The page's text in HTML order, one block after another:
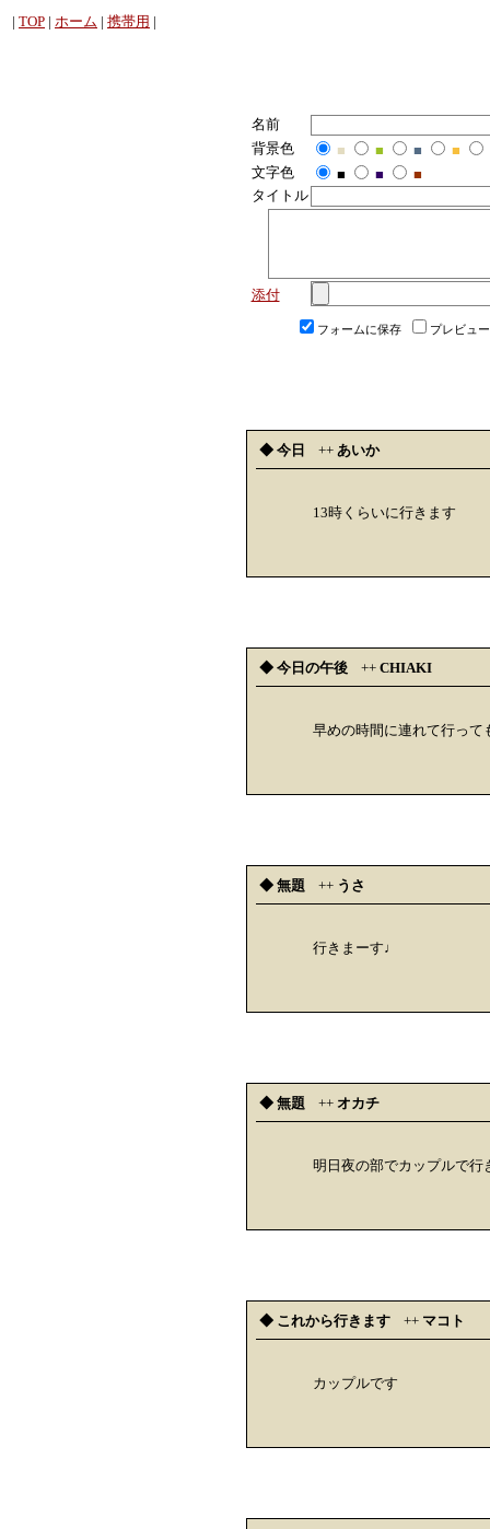
| TOP | ホーム | 携帯用 |
名前
背景色
■ ■ ■ ■
文字色
■ ■
■
タイトル
添付
フォームに保存 プレビュー
◆ 今日 ++ あいか
13時くらいに行きます
◆ 今日の午後 ++ CHIAKI
早めの時間に連れて行って
◆ 無題 ++ うさ
行きまーす♩
◆ 無題 ++ オカチ
明日夜の部でカップルで行
◆ これから行きます ++ マコト
カップルです